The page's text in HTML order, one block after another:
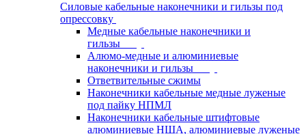
Силовые кабельные наконечники и гильзы под
опрессовку
Медные кабельные наконечники и
гильзы
Алюмо-медные и алюминиевые
наконечники и гильзы
Ответвительные сжимы
Наконечники кабельные медные луженые
под пайку НПМЛ
Наконечники кабельные штифтовые
алюминиевые НША, алюминиевые луженые